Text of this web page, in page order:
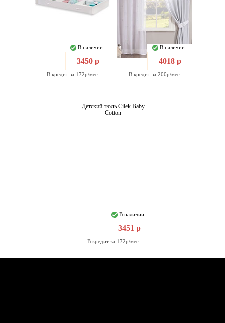
В наличии
3450 р
В кредит за 172р/мес
В наличии
4018 р
В кредит за 200р/мес
Детский тюль Cilek Baby
Cotton
В наличии
3451 р
В кредит за 172р/мес